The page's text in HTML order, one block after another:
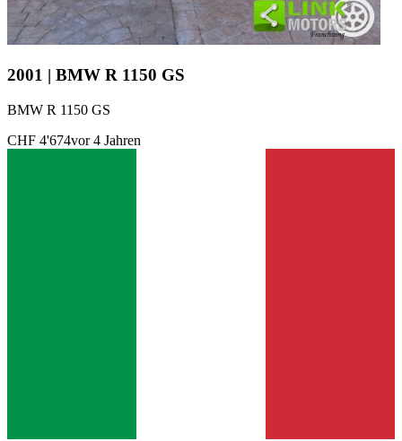
2001 | BMW R 1150 GS
BMW R 1150 GS
CHF 4'674vor 4 Jahren